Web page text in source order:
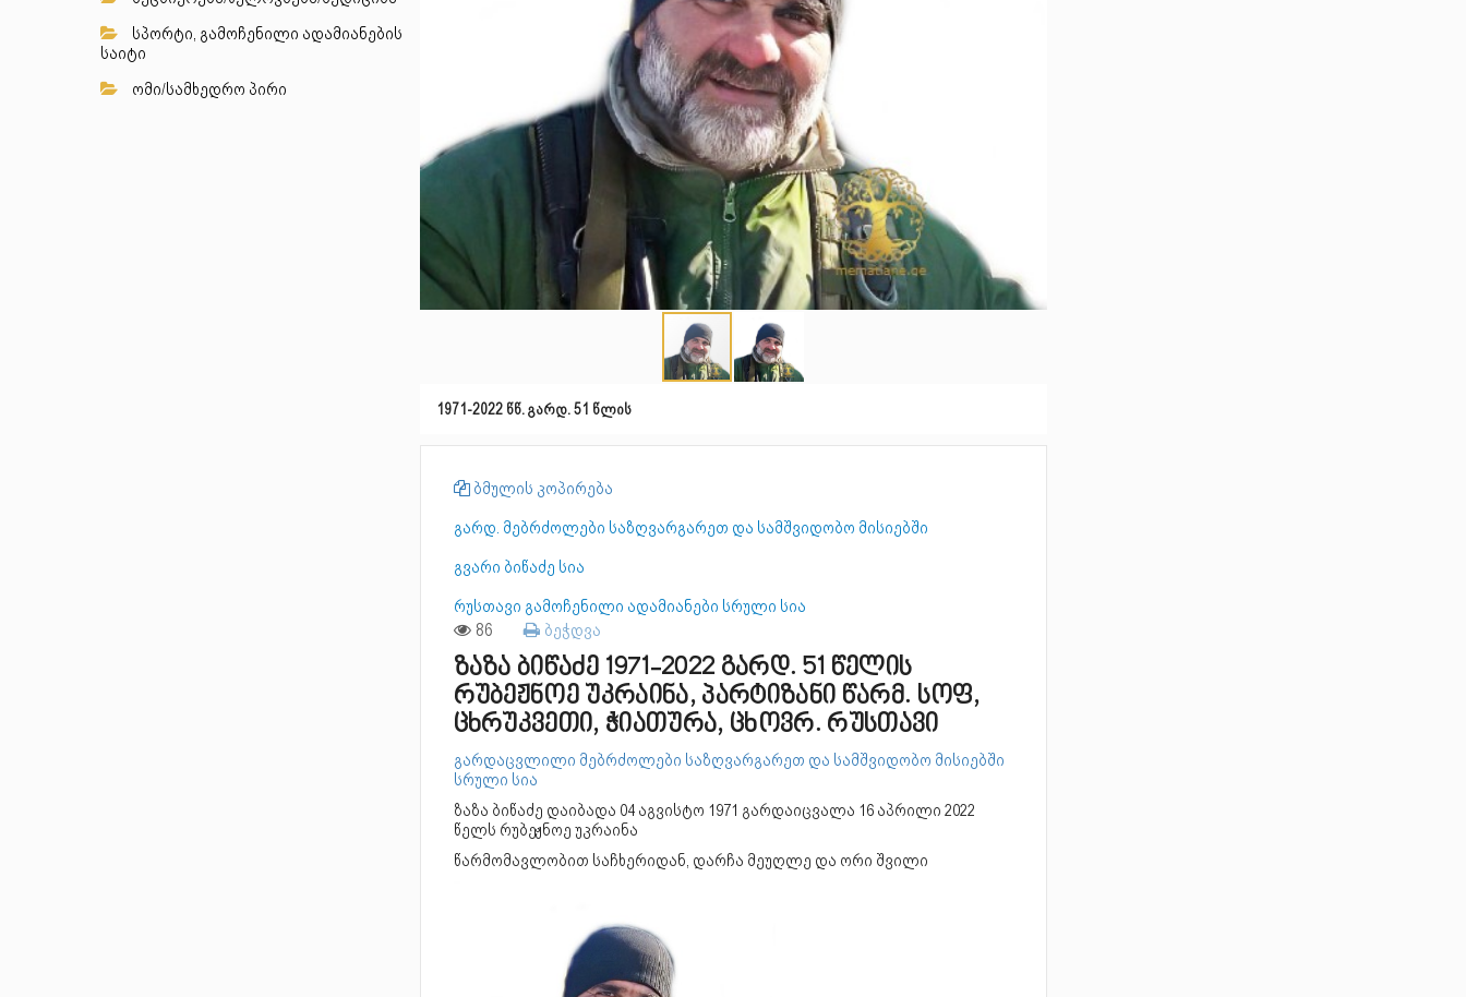
სპორტი, გამოჩენილი ადამიანების
საიტი
ომი/სამხედრო პირი
1971-2022 წწ. გარდ. 51 წლის
ბმულის კოპირება
გარდ. მებრძოლები საზღვარგარეთ და სამშვიდობო მისიებში
გვარი ბიწაძე სია
რუსთავი გამოჩენილი ადამიანები სრული სია
86 ბეჭდვა
ზაზა ბიწაძე 1971-2022 გარდ. 51 წელის
რუბეჟნოე უკრაინა, პარტიზანი წარმ. სოფ,
ცხრუკვეთი, ჭიათურა, ცხოვრ. რუსთავი
გარდაცვლილი მებრძოლები საზღვარგარეთ და სამშვიდობო მისიებში
სრული სია
ზაზა ბიწაძე დაიბადა 04 აგვისტო 1971 გარდაიცვალა 16 აპრილი 2022
წელს რუბეჟნოე უკრაინა
წარმომავლობით საჩხერიდან, დარჩა მეუღლე და ორი შვილი